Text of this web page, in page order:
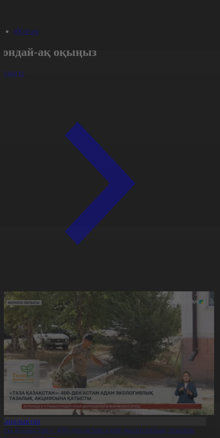
#Қоғам
ақ оқыңыз
Қазақстан»: 400-ден астам адам экологиялық тазалық